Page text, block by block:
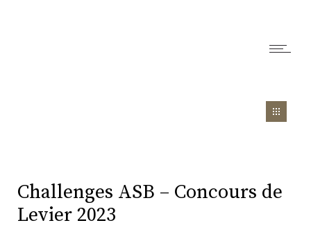
Challenges ASB – Concours de
Levier 2023